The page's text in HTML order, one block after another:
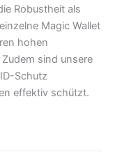
Robustheit als
Magic Wallet
hohen
sind unsere
Schutz
effektiv schützt.